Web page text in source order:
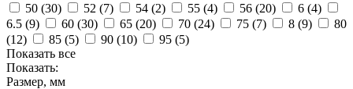
50 (30) 52 (7) 54 (2) 55 (4) 56 (20) 6 (4)
6.5 (9) 60 (30) 65 (20) 70 (24) 75 (7) 8 (9)
80
(12) 85 (5) 90 (10) 95 (5)
Показать все
Показать:
Размер, мм